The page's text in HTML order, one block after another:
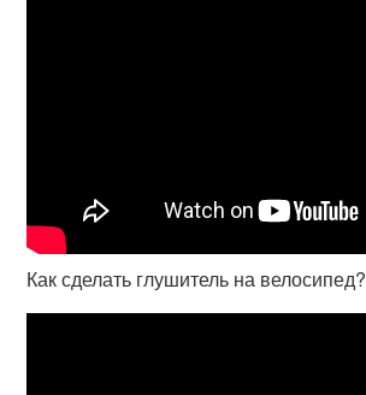
Как сделать глушитель на велосипед?